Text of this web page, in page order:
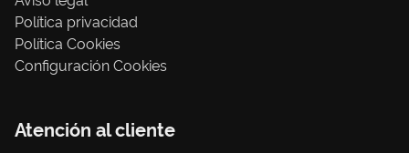
Política privacidad
Política Cookies
Configuración Cookies
Atención al cliente